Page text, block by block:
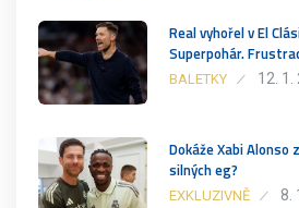
Real vyhořel v El
Superpohár.
BALETKY 12. 1.
Dokáže Xabi
silných eg?
EXKLUZIVNĚ 8.